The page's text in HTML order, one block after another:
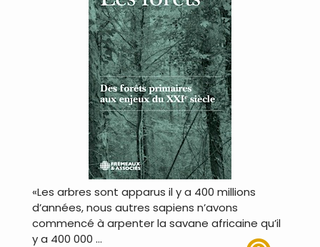
«Les arbres sont apparus il y a 400 millions
d’années, nous autres sapiens n’avons
commencé à arpenter la savane africaine qu’il
y a 400 000 …